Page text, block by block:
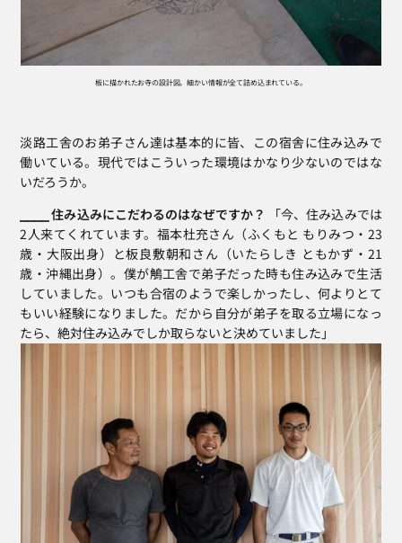
板に描かれたお寺の設計図。細かい情報が全て詰め込まれている。
淡路工舎のお弟子さん達は基本的に皆、この宿舎に住み込みで
働いている。現代ではこういった環境はかなり少ないのではな
いだろうか。
⎯⎯⎯⎯ 住み込みにこだわるのはなぜですか？
「今、住み込みでは
2人来てくれています。福本杜充さん（ふくもと もりみつ・23
歳・大阪出身）と板良敷朝和さん（いたらしき ともかず・21
歳・沖縄出身）。僕が鵤工舎で弟子だった時も住み込みで生活
していました。いつも合宿のようで楽しかったし、何よりとて
もいい経験になりました。だから自分が弟子を取る立場になっ
たら、絶対住み込みでしか取らないと決めていました」